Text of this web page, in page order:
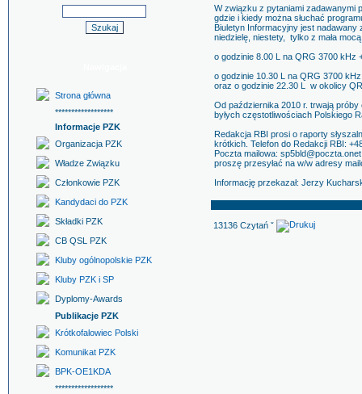
Strona główna
******************
Informacje PZK
Organizacja PZK
Władze Związku
Członkowie PZK
Kandydaci do PZK
Składki PZK
CB QSL PZK
Kluby ogólnopolskie PZK
Kluby PZK i SP
Dyplomy-Awards
Publikacje PZK
Krótkofalowiec Polski
Komunikat PZK
BPK-OE1KDA
******************
W związku z pytaniami zadawanymi
gdzie i kiedy można słuchać
Biuletyn Informacyjny jest nadawany
niedzielę, niestety, tylko z mała
o godzinie 8.00 L na QRG 3700 kHz
o godzinie 10.30 L na QRG 3700
oraz o godzinie 22.30 L w okolicy
Od października 2010 r. trwają
byłych częstotliwościach Polskiego
Redakcja RBI prosi o raporty
krótkich. Telefon do Redakcji RBI:
Poczta mailowa:
proszę przesyłać na w/w adresy
Informację przekazał: Jerzy
13136 Czytań ˇ